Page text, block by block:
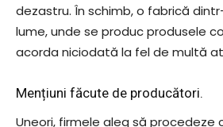
dezastru. În schimb, o fabrică
lume, unde se produc produsele
acorda niciodată la fel de multă
Mențiuni făcute de producători.
Uneori, firmele aleg să procedeze